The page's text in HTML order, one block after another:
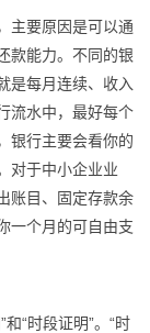
主要原因是可以通
款能力。不同的银
是每月连续、收入
流水中，最好每个
银行主要会看你的
对于中小企业业
账目、固定存款余
一个月的可自由支
“时段证明”。“时